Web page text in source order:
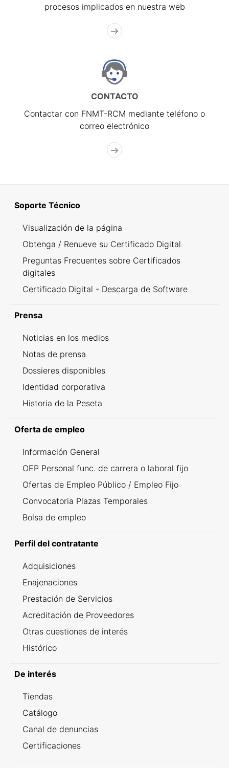
procesos implicados en nuestra web
CONTACTO
Contactar con FNMT-RCM mediante teléfono o
correo electrónico
Soporte Técnico
Visualización de la página
Obtenga / Renueve su Certificado Digital
Preguntas Frecuentes sobre Certificados
digitales
Certificado Digital - Descarga de Software
Prensa
Noticias en los medios
Notas de prensa
Dossieres disponibles
Identidad corporativa
Historia de la Peseta
Oferta de empleo
Información General
OEP Personal func. de carrera o laboral fijo
Ofertas de Empleo Público / Empleo Fijo
Convocatoria Plazas Temporales
Bolsa de empleo
Perfil del contratante
Adquisiciones
Enajenaciones
Prestación de Servicios
Acreditación de Proveedores
Otras cuestiones de interés
Histórico
De interés
Tiendas
Catálogo
Canal de denuncias
Certificaciones